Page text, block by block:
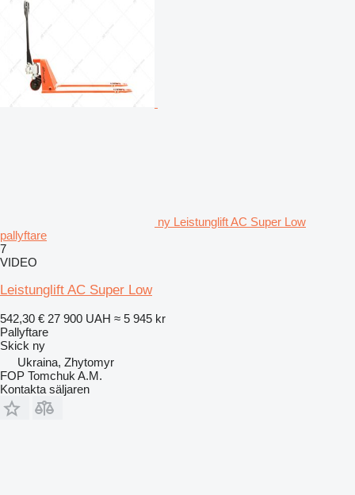
ny Leistunglift AC Super Low
pallyftare
7
VIDEO
Leistunglift AC Super Low
542,30 € 27 900 UAH ≈ 5 945 kr
Pallyftare
Skick ny
Ukraina, Zhytomyr
FOP Tomchuk A.M.
Kontakta säljaren